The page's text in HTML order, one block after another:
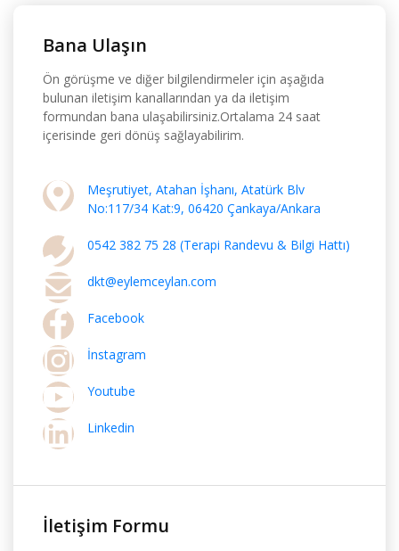
Bana Ulaşın
Ön görüşme ve diğer bilgilendirmeler için aşağıda
bulunan iletişim kanallarından ya da iletişim
formundan bana ulaşabilirsiniz.Ortalama 24 saat
içerisinde geri dönüş sağlayabilirim.
Meşrutiyet, Atahan İşhanı, Atatürk Blv
No:117/34 Kat:9, 06420 Çankaya/Ankara
0542 382 75 28 (Terapi Randevu & Bilgi Hattı)
dkt@eylemceylan.com
Facebook
İnstagram
Youtube
Linkedin
İletişim Formu